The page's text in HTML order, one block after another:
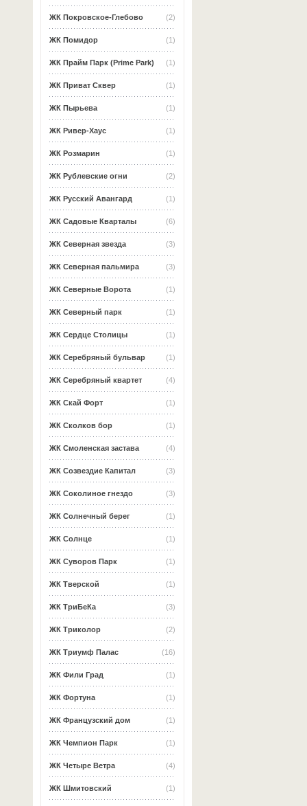
(2)
ЖК Покровское-Глебово
(1)
ЖК Помидор
(1)
ЖК Прайм Парк (Prime Park)
(1)
ЖК Приват Сквер
(1)
ЖК Пырьева
(1)
ЖК Ривер-Хаус
(1)
ЖК Розмарин
(2)
ЖК Рублевские огни
(1)
ЖК Русский Авангард
(6)
ЖК Садовые Кварталы
(3)
ЖК Северная звезда
(3)
ЖК Северная пальмира
(1)
ЖК Северные Ворота
(1)
ЖК Северный парк
(1)
ЖК Сердце Столицы
(1)
ЖК Серебряный бульвар
(4)
ЖК Серебряный квартет
(1)
ЖК Скай Форт
(1)
ЖК Сколков бор
(4)
ЖК Смоленская застава
(3)
ЖК Созвездие Капитал
(3)
ЖК Соколиное гнездо
(1)
ЖК Солнечный берег
(1)
ЖК Солнце
(1)
ЖК Суворов Парк
(1)
ЖК Тверской
(3)
ЖК ТриБеКа
(2)
ЖК Триколор
(16)
ЖК Триумф Палас
(1)
ЖК Фили Град
(1)
ЖК Фортуна
(1)
ЖК Французский дом
(1)
ЖК Чемпион Парк
(4)
ЖК Четыре Ветра
(1)
ЖК Шмитовский